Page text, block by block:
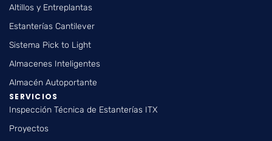
Altillos y Entreplantas
Estanterías Cantilever
Sistema Pick to Light
Almacenes Inteligentes
Almacén Autoportante
SERVICIOS
Inspección Técnica de Estanterías ITX
Proyectos